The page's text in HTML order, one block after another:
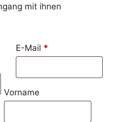
mit ihnen
E-Mail *
Vorname